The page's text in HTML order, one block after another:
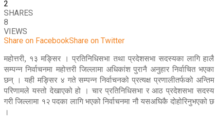
2
SHARES
8
VIEWS
Share on FacebookShare on Twitter
महोत्तरी, १३ मङ्सिर । प्रतिनिधिसभा तथा प्रदेशसभा सदस्यका लागि हालै
सम्पन्न निर्वाचनमा महोत्तरी जिल्लामा अधिकांश पुरानै अनुहार निर्वाचित भएका
छन् । यही मङ्सिर ४ गते सम्पन्न निर्वाचनको प्रत्यक्ष प्रणालीतर्फको अन्तिम
परिणामले यस्तो देखाएको हो । चार प्रतिनिधिसभा र आठ प्रदेशसभा सदस्य
गरी जिल्लामा १२ पदका लागि भएको निर्वाचनमा नौ यसअघिकै दोहोरिनुभएको छ
।